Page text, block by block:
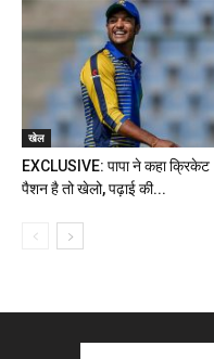
खेल
EXCLUSIVE: पापा ने कहा क्रिकेट
पैशन है तो खेलो, पढ़ाई की...